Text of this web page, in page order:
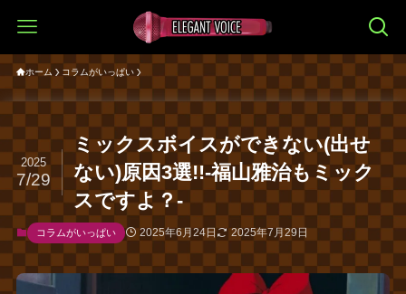
ホーム コラムがいっぱい
ミックスボイスができない(出せ
ない)原因3選!!-福山雅治もミック
スですよ？-
2025
7/29
コラムがいっぱい 2025年6月24日 2025年7月29日